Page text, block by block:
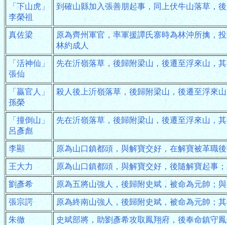
「下山虎」
李榮祖
到確山縣加入張善朋起事，同上伏牛山落草，
真佐梁
原為齊州軍官，率軍援譚氏寨時為林沖所擒，
林約成人
「活神仙」
張仙
先在沂嶺落草，後歸附梁山，後遷至浮來山，
「贏官人」
孫榮
殺人後上沂嶺落草，後歸附梁山，後遷至浮來
「撞倒山」
呂彥彪
先在沂嶺落草，後歸附梁山，後遷至浮來山，
李顯 原為山口鎮都頭，與解寶交好，在解寶被革職
王大力 原為山口鎮都頭，與解寶交好，後隨解寶起事
劉彥希 原為五將山強人，後歸附史斌，被命為元帥；
張宗諤 原為終南山強人，後歸附史斌，被命為元帥；
朱徹 史斌部將，助劉彥希攻取鳳翔府，後奉命鎮守